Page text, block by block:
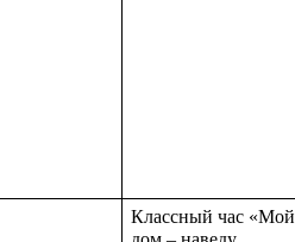
Классный час «Мой